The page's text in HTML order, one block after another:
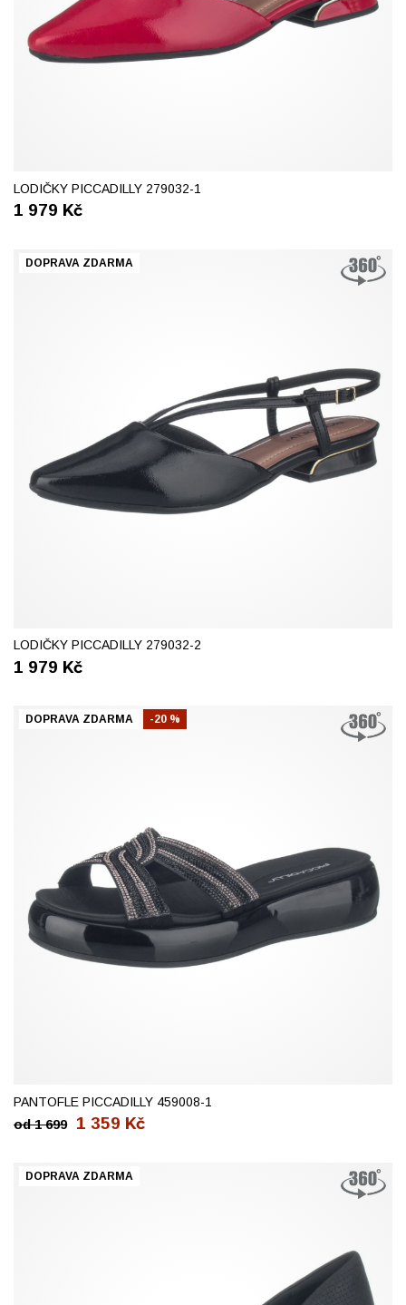
LODIČKY PICCADILLY 279032-1
1 979 Kč
DOPRAVA ZDARMA
LODIČKY PICCADILLY 279032-2
1 979 Kč
DOPRAVA ZDARMA -20 %
PANTOFLE PICCADILLY 459008-1
1 359 Kč
od 1 699
DOPRAVA ZDARMA